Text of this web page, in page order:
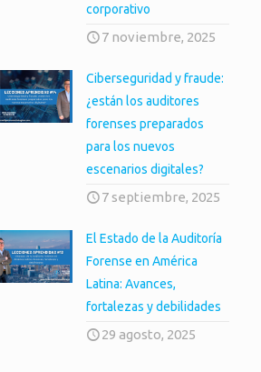
corporativo
7 noviembre, 2025
Ciberseguridad y fraude:
¿están los auditores
forenses preparados
para los nuevos
escenarios digitales?
7 septiembre, 2025
El Estado de la Auditoría
Forense en América
Latina: Avances,
fortalezas y debilidades
29 agosto, 2025